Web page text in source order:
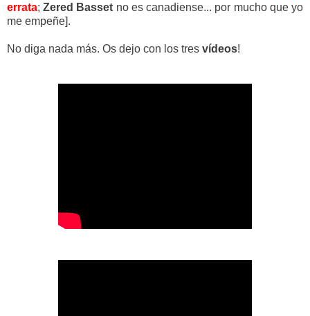
errata;Zered Basset no es canadiense... por mucho que yo
me empeñe].
No diga nada más. Os dejo con los tres vídeos!